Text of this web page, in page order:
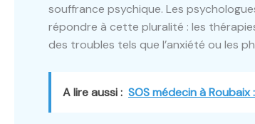
souffrance psychique. Les
répondre à cette pluralité : les
des troubles tels que l’anxiété ou les
A lire aussi : SOS médecin à